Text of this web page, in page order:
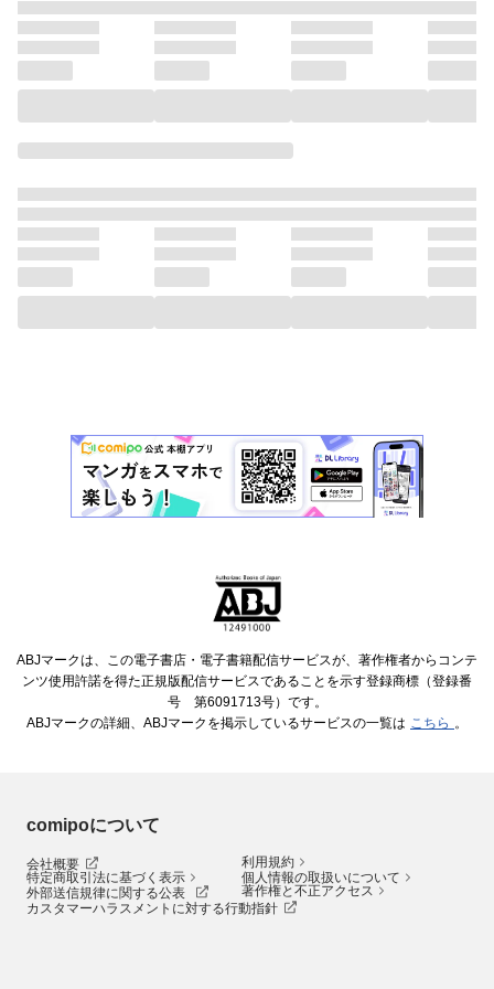
ABJマークは、この電子書店・電子書籍配信サービスが、著作権者からコンテ
ンツ使用許諾を得た正規版配信サービスであることを示す登録商標（登録番
号 第6091713号）です。
ABJマークの詳細、ABJマークを掲示しているサービスの一覧は こちら 。
comipoについて
会社概要
利用規約
特定商取引法に基づく表示
個人情報の取扱いについて
外部送信規律に関する公表
著作権と不正アクセス
カスタマーハラスメントに対する行動指針